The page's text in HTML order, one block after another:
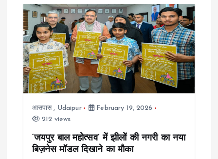
आसपास, Udaipur
February 19, 2026
212 views
‘जयपुर बाल महोत्सव’ में झीलों की नगरी का नया
बिज़नेस मॉडल दिखाने का मौका